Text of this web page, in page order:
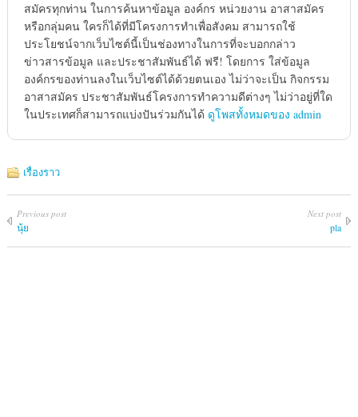
สมัครทุกท่าน ในการค้นหาข้อมูล องค์กร หน่วยงาน อาสาสมัคร
หรือกลุ่มคน ใครก็ได้ที่มีโครงการทำเพื่อสังคม สามารถใช้
ประโยชน์จากเว็บไซต์นี้เป็นช่องทางในการที่จะบอกกล่าว
ข่าวสารข้อมูล และประชาสัมพันธ์ได้ ฟรี! โดยการ ใส่ข้อมูล
องค์กรของท่านลงในเว็บไซต์ได้ด้วยตนเอง ไม่ว่าจะเป็น กิจกรรม
อาสาสมัคร ประชาสัมพันธ์โครงการทำความดีต่างๆ ไม่ว่าอยู่ที่ใด
ในประเทศก็สามารถแบ่งปันร่วมกันได้ ดูโพสทั้งหมดของ admin
เรื่องราว
Previous post
นุ้ย
Next post
pla